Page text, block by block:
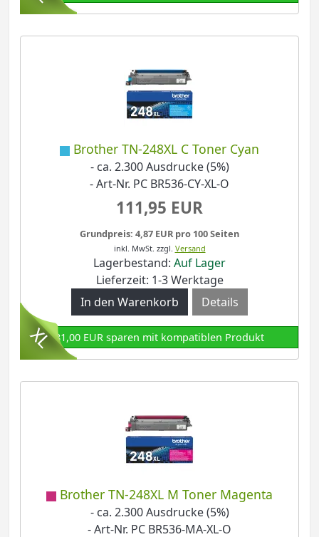
Brother TN-248XL C Toner Cyan
- ca. 2.300 Ausdrucke (5%)
- Art-Nr. PC BR536-CY-XL-O
111,95 EUR
Grundpreis: 4,87 EUR pro 100 Seiten
inkl. MwSt. zzgl. Versand
Lagerbestand: Auf Lager
Lieferzeit: 1-3 Werktage
Details
81,00 EUR sparen mit kompatiblen Produkt
Brother TN-248XL M Toner Magenta
- ca. 2.300 Ausdrucke (5%)
- Art-Nr. PC BR536-MA-XL-O